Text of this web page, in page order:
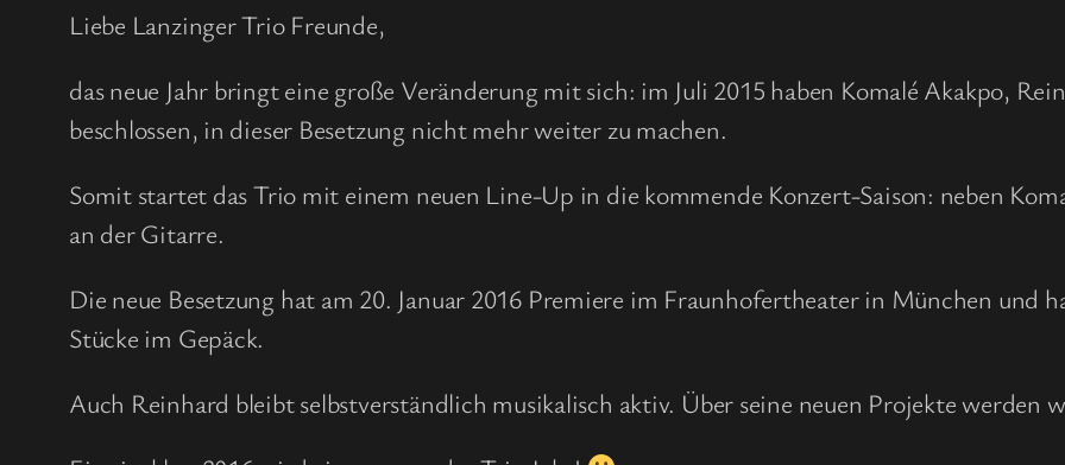
Liebe Lanzinger Trio Freunde,
das neue Jahr bringt eine große Veränderung mit sich: im Juli 2015 haben Komalé Akakpo,
beschlossen, in dieser Besetzung nicht mehr weiter zu machen.
Somit startet das Trio mit einem neuen Line-Up in die kommende Konzert-Saison: neben
an der Gitarre.
Die neue Besetzung hat am 20. Januar 2016 Premiere im Fraunhofertheater in München und
Stücke im Gepäck.
Auch Reinhard bleibt selbstverständlich musikalisch aktiv. Über seine neuen Projekte werden